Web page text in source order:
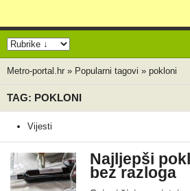
Metro-portal.hr » Popularni tagovi » pokloni
TAG: POKLONI
Vijesti
Najljepši
bez razloga